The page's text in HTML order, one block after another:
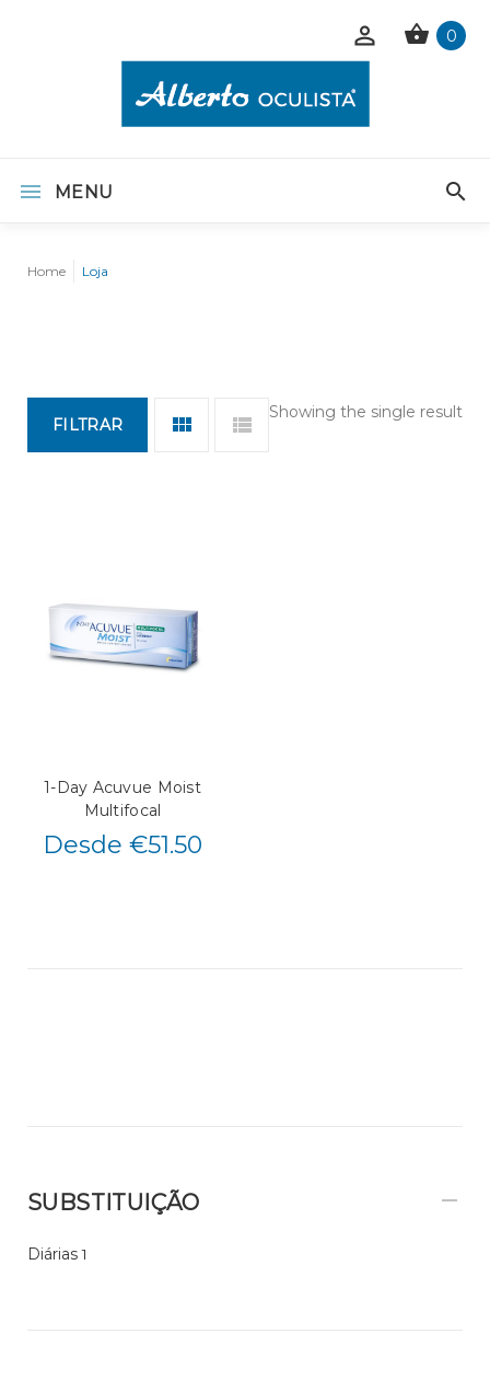
0
MENU
Home Loja
Showing the single result
FILTRAR
1-Day Acuvue Moist
Multifocal
Desde €51.50
SUBSTITUIÇÃO
Diárias 1